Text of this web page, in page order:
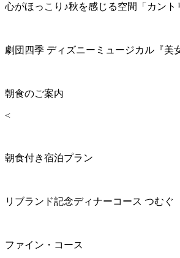
心がほっこり♪秋を感じる空間「カント
劇団四季 ディズニーミュージカル『美
朝食のご案内
<
朝食付き宿泊プラン
リブランド記念ディナーコース つむぐ
ファイン・コース